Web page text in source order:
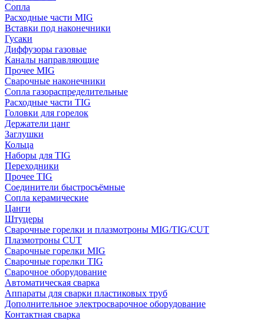
Сопла
Расходные части MIG
Вставки под наконечники
Гусаки
Диффузоры газовые
Каналы направляющие
Прочее MIG
Сварочные наконечники
Сопла газораспределительные
Расходные части TIG
Головки для горелок
Держатели цанг
Заглушки
Кольца
Наборы для TIG
Переходники
Прочее TIG
Соединители быстросъёмные
Сопла керамические
Цанги
Штуцеры
Сварочные горелки и плазмотроны MIG/TIG/CUT
Плазмотроны CUT
Сварочные горелки MIG
Сварочные горелки TIG
Сварочное оборудование
Автоматическая сварка
Аппараты для сварки пластиковых труб
Дополнительное электросварочное оборудование
Контактная сварка